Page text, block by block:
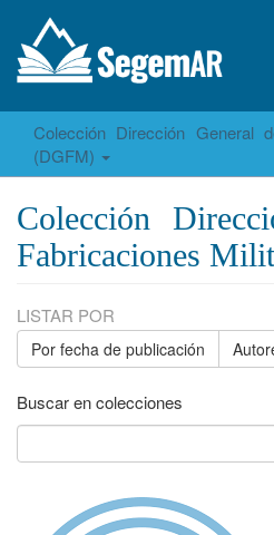
Colección Dirección General
(DGFM)
Colección
Fabricaciones
LISTAR POR
Por fecha de publicación
Buscar en colecciones